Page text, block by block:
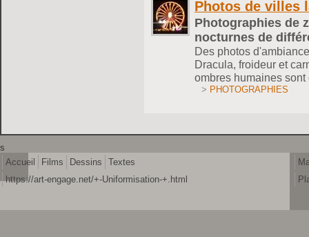
Photos de villes
Photographies de
nocturnes de
Des photos
Dracula, froideur et
ombres humaines
> PHOTOGRAPHIES
s
Accueil Films Dessins
Textes
https://art-engage.net/+-Uniformisation-+.html